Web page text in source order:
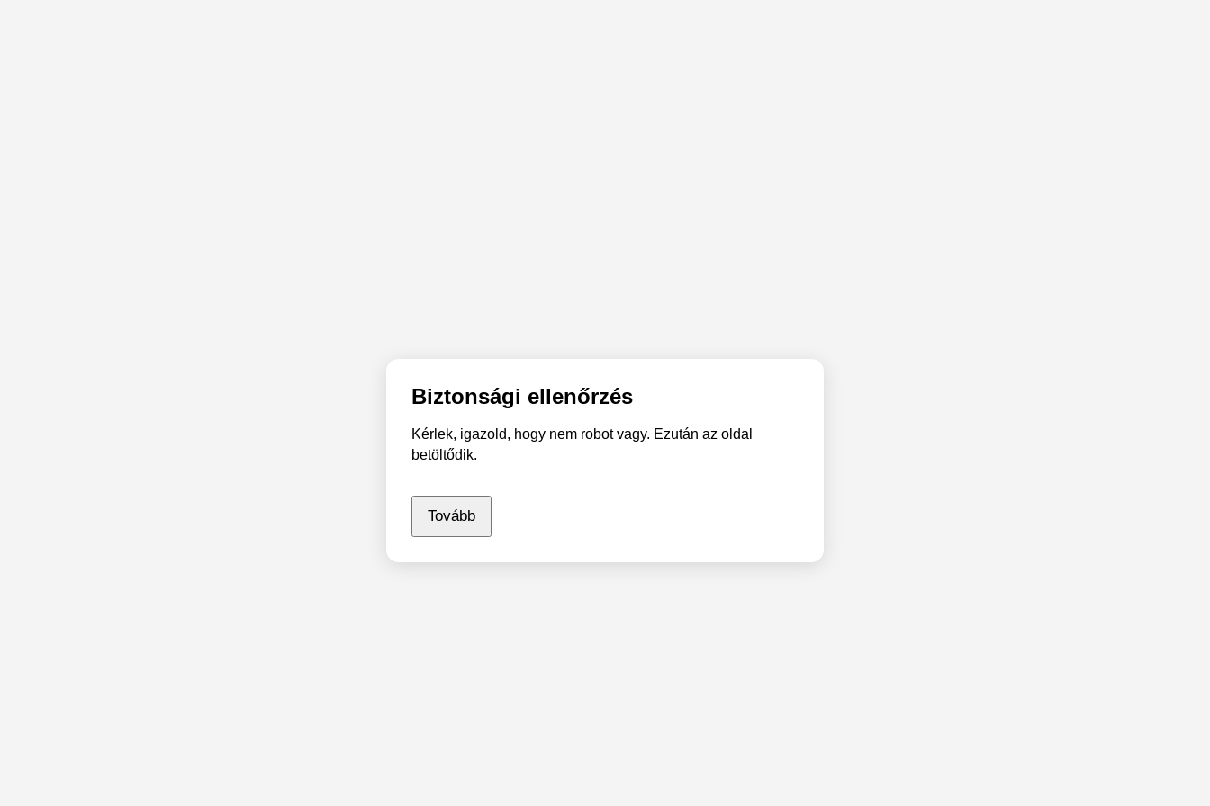
Biztonsági ellenőrzés
Kérlek, igazold, hogy nem robot vagy. Ezután az oldal
betöltődik.
Tovább